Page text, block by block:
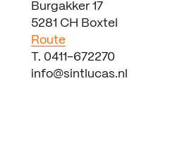
Burgakker 17
5281 CH Boxtel
Route
T. 0411-672270
info@sintlucas.nl